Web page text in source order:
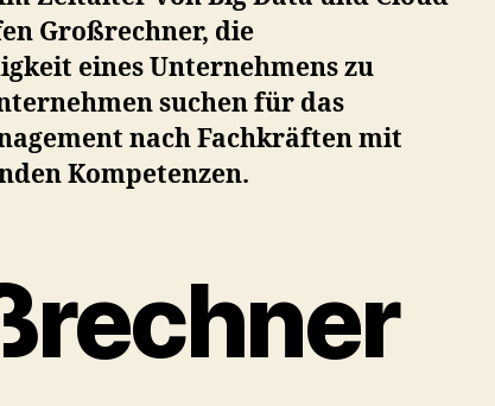
Großrechner, die
eines Unternehmens zu
suchen für das
nach Fachkräften mit
Kompetenzen.